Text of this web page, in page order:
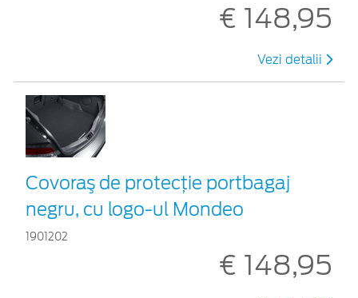
€ 148,95
Vezi detalii
Covoraş de protecţie portbagaj
negru, cu logo-ul Mondeo
1901202
€ 148,95